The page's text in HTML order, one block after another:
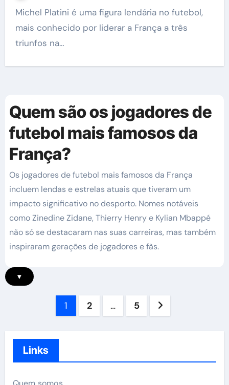
Michel Platini é uma figura lendária no futebol,
mais conhecido por liderar a França a três
triunfos na…
Quem são os jogadores de
futebol mais famosos da
França?
Os jogadores de futebol mais famosos da França
incluem lendas e estrelas atuais que tiveram um
impacto significativo no desporto. Nomes notáveis
como Zinedine Zidane, Thierry Henry e Kylian Mbappé
não só se destacaram nas suas carreiras, mas também
inspiraram gerações de jogadores e fãs.
▾
1 2 … 5
Links